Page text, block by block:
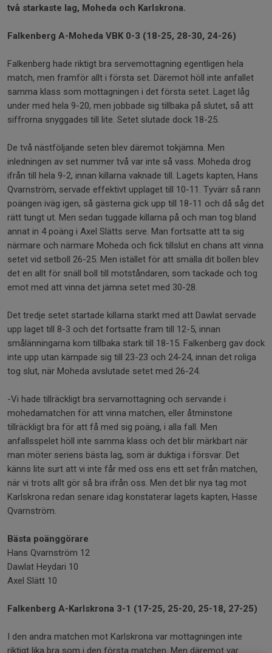
två starkaste lag, Moheda och Karlskrona.
Falkenberg A-Moheda VBK 0-3 (18-25, 28-30, 24-26)
Falkenberg hade riktigt bra servemottagning egentligen hela
match, men framför allt i första set. Däremot höll inte anfallet
samma klass som mottagningen i det första setet. Laget låg
under med hela 9-20, men jobbade sig tillbaka på slutet, så att
siffrorna snyggades till lite. Setet slutade dock 18-25.
De två nästföljande seten blev däremot tokjämna. Men
inledningen av set nummer två var inte så vass. Moheda drog
ifrån till hela 9-2, innan killarna vaknade till. Lagets kapten, Hans
Qvarnström, servade effektivt upplaget till 10-11. Tyvärr så rann
poängen iväg igen, så gästerna gick upp till 18-11 och då såg det
rätt tungt ut. Men sedan tuggade killarna på och man tog bland
annat in 4 poäng i Axel Slätts serve. Man fortsatte att ta sig
närmare och närmare Moheda och fick tillslut en chans att vinna
setet vid setboll 26-25. Men istället för att smälla dit bollen blev
det en allt för snäll boll till motståndaren, som tackade och tog
emot med att vinna det jämna setet med 30-28.
Det tredje setet startade killarna starkt med att Dawlat servade
upp laget till 8-3 och det fortsatte fram till 12-5, innan
smålänningarna kom tillbaka stark till 18-15. Falkenberg gav dock
inte upp utan kämpade sig till 23-23 och 24-24, innan det roliga
tog slut, när Moheda avslutade setet med 26-24.
-Vi hade tillräckligt bra servamottagning och servande i
mohedamatchen för att vinna matchen, eller åtminstone
tillräckligt bra för att få med sig poäng, i alla fall. Men
anfallsspelet höll inte samma klass och det blir märkbart när
man möter seriens bästa lag, som är duktiga i försvar. Det
känns lite surt att vi inte får med oss ens ett set från matchen,
när vi trots allt gör så bra ifrån oss. Men det blir nya tag mot
Karlskrona redan senare idag konstaterar lagets kapten, Hasse
Qvarnström.
Bästa poänggörare
Hans Qvarnström 12
Dawlat Heydari 10
Axel Slätt 10
Falkenberg A-Karlskrona 3-1 (17-25, 25-20, 25-18, 27-25)
I den andra matchen mot Karlskrona var mottagningen inte
riktigt lika bra som i den första matchen. Men däremot var